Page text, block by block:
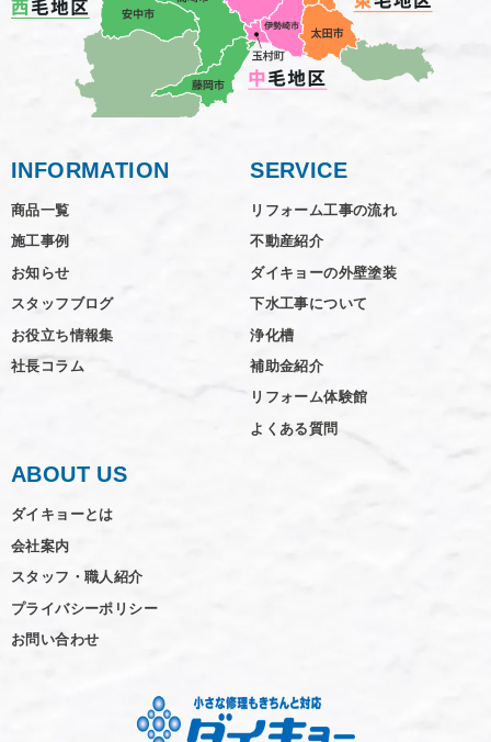
INFORMATION
商品一覧
施工事例
お知らせ
スタッフブログ
お役立ち情報集
社長コラム
SERVICE
リフォーム工事の流れ
不動産紹介
ダイキョーの外壁塗装
下水工事について
浄化槽
補助金紹介
リフォーム体験館
よくある質問
ABOUT US
ダイキョーとは
会社案内
スタッフ・職人紹介
プライバシーポリシー
お問い合わせ